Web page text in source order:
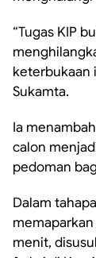
“Tugas KIP
keterbukaan
Sukamta.
Ia
calon
pedoman
Dalam
menit,